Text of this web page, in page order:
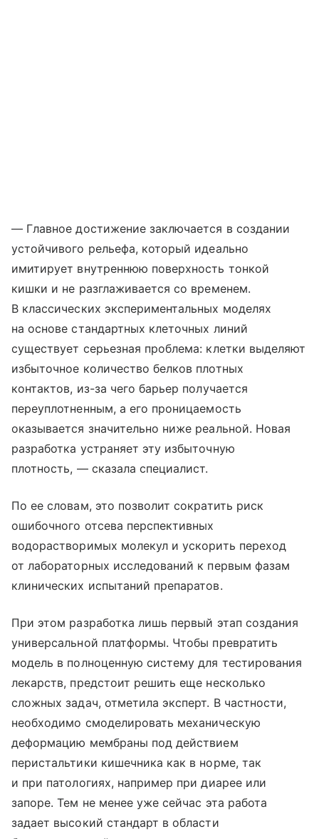
— Главное достижение заключается в создании
устойчивого рельефа, который идеально
имитирует внутреннюю поверхность тонкой
кишки и не разглаживается со временем.
В классических экспериментальных моделях
на основе стандартных клеточных линий
существует серьезная проблема: клетки выделяют
избыточное количество белков плотных
контактов, из-за чего барьер получается
переуплотненным, а его проницаемость
оказывается значительно ниже реальной. Новая
разработка устраняет эту избыточную
плотность, — сказала специалист.
По ее словам, это позволит сократить риск
ошибочного отсева перспективных
водорастворимых молекул и ускорить переход
от лабораторных исследований к первым фазам
клинических испытаний препаратов.
При этом разработка лишь первый этап создания
универсальной платформы. Чтобы превратить
модель в полноценную систему для тестирования
лекарств, предстоит решить еще несколько
сложных задач, отметила эксперт. В частности,
необходимо смоделировать механическую
деформацию мембраны под действием
перистальтики кишечника как в норме, так
и при патологиях, например при диарее или
запоре. Тем не менее уже сейчас эта работа
задает высокий стандарт в области